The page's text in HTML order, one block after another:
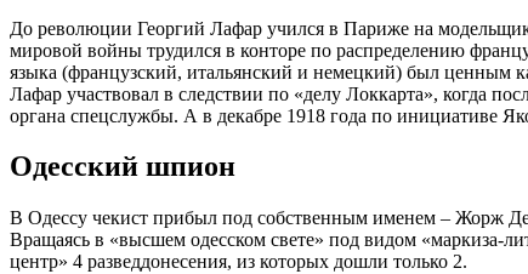
До революции Георгий Лафар учился в Париже на
мировой войны трудился в конторе по распределению
языка (французский, итальянский и немецкий) был ценным
Лафар участвовал в следствии по «делу Локкарта», когда
органа спецслужбы. А в декабре 1918 года по инициативе
Одесский шпион
В Одессу чекист прибыл под собственным именем – Жорж
Вращаясь в «высшем одесском свете» под видом «маркиза-
центр» 4 разведдонесения, из которых дошли только 2.